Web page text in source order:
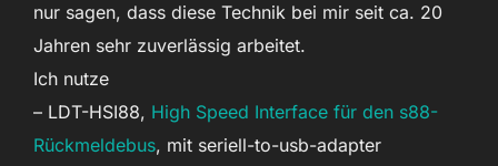
nur sagen, dass diese Technik bei mir seit ca. 20
Jahren sehr zuverlässig arbeitet.
Ich nutze
– LDT-HSI88, High Speed Interface für den s88-
Rückmeldebus, mit seriell-to-usb-adapter